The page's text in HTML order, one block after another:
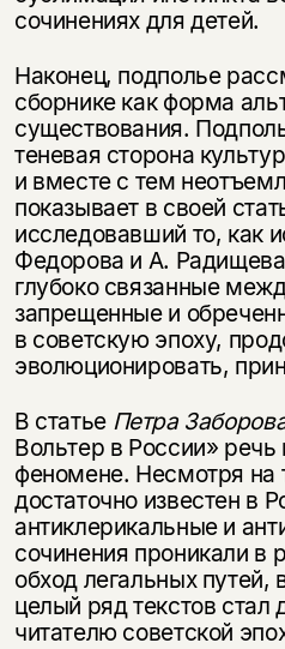
сочинениях для детей.
Наконец, подполье
сборнике как форма
существования.
теневая сторона
и вместе с тем
показывает в своей
исследовавший то, как
Федорова и А.
глубоко связанные
запрещенные и
в советскую эпоху,
эволюционировать,
В статье Петра
Вольтер в России»
феномене. Несмотря на
достаточно известен в
антиклерикальные и
сочинения проникали в
обход легальных путей,
целый ряд текстов стал
читателю советской